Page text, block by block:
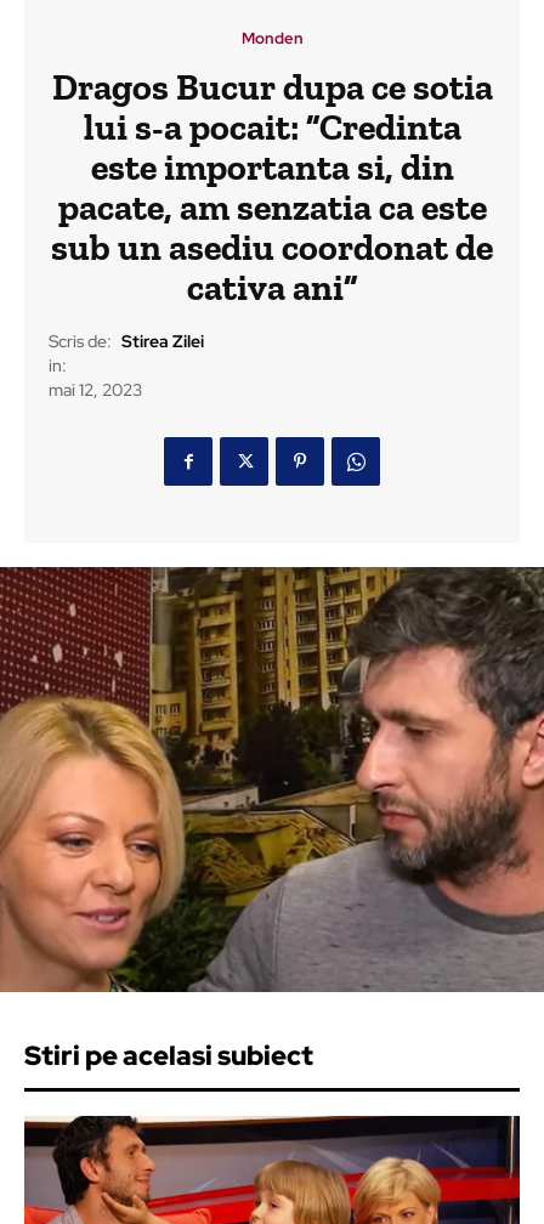
Monden
Dragos Bucur dupa ce sotia
lui s-a pocait: ”Credinta
este importanta si, din
pacate, am senzatia ca este
sub un asediu coordonat de
cativa ani”
Scris de: Stirea Zilei
in:
mai 12, 2023
Stiri pe acelasi subiect